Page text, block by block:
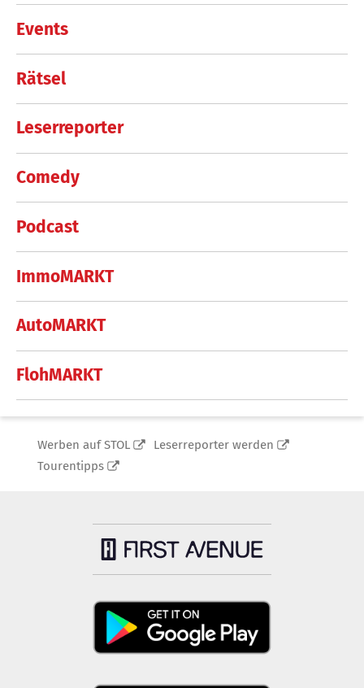
Events
Rätsel
Leserreporter
Comedy
Podcast
ImmoMARKT
AutoMARKT
FlohMARKT
Werben auf STOL
Leserreporter werden
Tourentipps